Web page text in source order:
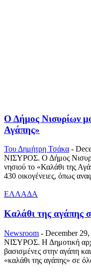
Ο Δήμος Νισυρίων
Αγάπης»
Του Δημήτρη Τσάκα -
ΝΙΣΥΡΟΣ. Ο Δήμος
νησιού το «Καλάθι της
430 οικογένειες, όπως
ΕΛΛΑΔΑ
Καλάθι της αγάπης
Newsroom - December
ΝΙΣΥΡΟΣ. Η Δημοτική
βασισμένες στην αγάπη
«καλάθι της αγάπης» σε